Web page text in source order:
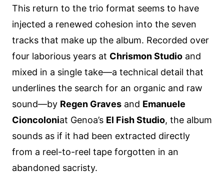
This return to the trio format seems to have
injected a renewed cohesion into the seven
tracks that make up the album. Recorded over
four laborious years at Chrismon Studio and
mixed in a single take—a technical detail that
underlines the search for an organic and raw
sound—by Regen Graves and Emanuele
Cioncoloniat Genoa’s El Fish Studio, the album
sounds as if it had been extracted directly
from a reel-to-reel tape forgotten in an
abandoned sacristy.